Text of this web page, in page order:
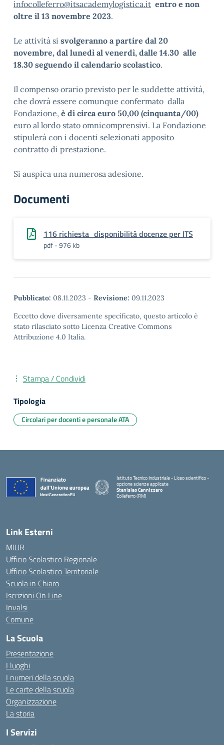
infocolleferro@itsacademylogistica.it entro e non
oltre il 13 novembre 2023.
Le attività si svolgeranno a partire dal 20
novembre, dal lunedì al venerdì, dalle 14.30 alle
18.30 seguendo il calendario scolastico.
Il compenso orario previsto per le suddette attività,
che dovrà essere comunque confermato dalla
Fondazione, è di circa euro 50,00 (cinquanta/00)
euro al lordo stato omnicomprensivi. La Fondazione
stipulerà con i docenti selezionati apposito
contratto di prestazione.
Si auspica una numerosa adesione.
Documenti
116 richiesta_disponibilità docenze per ITS
pdf - 976 kb
Pubblicato: 08.11.2023 - Revisione: 09.11.2023
Eccetto dove diversamente specificato, questo articolo è
stato rilasciato sotto Licenza Creative Commons
Attribuzione 4.0 Italia.
Stampa / Condividi
Tipologia
Circolari per docenti e personale ATA
Istituto Tecnico Industriale - Liceo scientifico -
opzione scienze applicate
Stanislao Cannizzaro
Colleferro (RM)
Link Esterni
MIUR
Ufficio Scolastico Regionale
Ufficio Scolastico Territoriale
Scuola in Chiaro
Iscrizioni On Line
Invalsi
Comune
La Scuola
Presentazione
I luoghi
I numeri della scuola
Le carte della scuola
Organizzazione
La storia
I Servizi